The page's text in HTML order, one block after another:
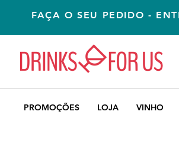
PROMOÇÕES LOJA VINHO
FAÇA O SEU PEDIDO -